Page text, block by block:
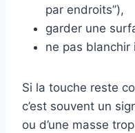
par endroits”),
garder une
ne pas
Si la touche reste
c’est souvent un
ou d’une masse